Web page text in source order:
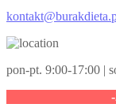
pon-pt. 9:00-17:00 |